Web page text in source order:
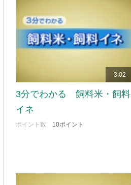
3:02
3分でわかる 飼料米・飼料
イネ
ポイント数 10ポイント